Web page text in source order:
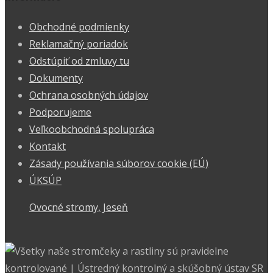
Obchodné podmienky
Reklamačný poriadok
Odstúpiť od zmluvy tu
Dokumenty
Ochrana osobných údajov
Podporujeme
Veľkoobchodná spolupráca
Kontakt
Zásady používania súborov cookie (EÚ)
ÚKSÚP
Ovocné stromy, Jeseň